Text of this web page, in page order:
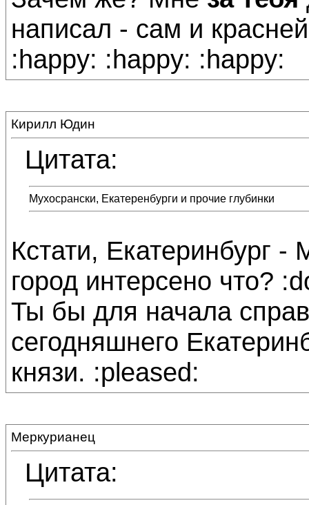
написал - сам и
:happy: :happy: :happy:
Кирилл Юдин
Цитата:
Мухосрански, Екатеренбурги и прочие глубинки
Кстати, Екатеринбург -
город интерсено что?
Ты бы для начала
сегодняшнего
князи. :pleased:
Меркурианец
Цитата: